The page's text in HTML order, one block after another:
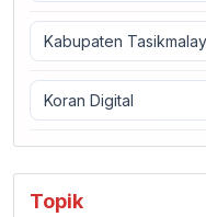
Kabupaten
Koran Digital
Topik